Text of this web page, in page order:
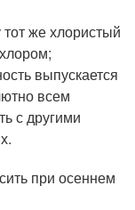
же хлористый
выпускается
всем
с другими
при осеннем